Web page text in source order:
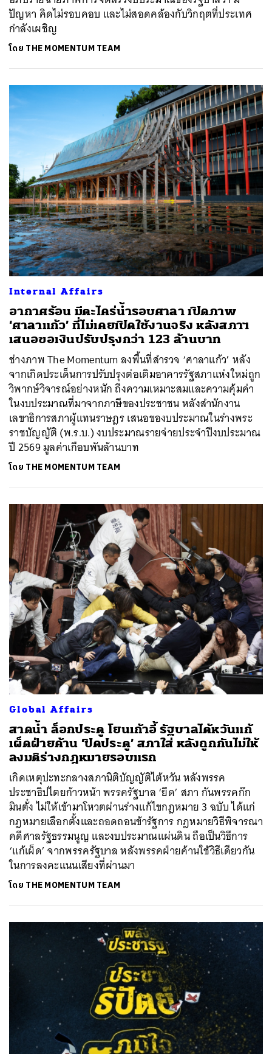
ปัญหา คิดไม่รอบคอบ และไม่สอดคล้องกับวิกฤตที่ประเทศ
กำลังเผชิญ
โดย THE MOMENTUM TEAM
Internal Affairs
อากาศร้อน มีตะไคร่น้ำรอบศาลา เปิดภาพ
‘ศาลาแก้ว’ ที่ไม่เคยเปิดใช้งานจริง หลังสภาฯ
เสนอขอเงินปรับปรุงกว่า 123 ล้านบาท
ช่างภาพ The Momentum ลงพื้นที่สำรวจ ‘ศาลาแก้ว’ หลัง
จากเกิดประเด็นการปรับปรุงต่อเติมอาคารรัฐสภาแห่งใหม่ถูก
วิพากษ์วิจารณ์อย่างหนัก ถึงความเหมาะสมและความคุ้มค่า
ในงบประมาณที่มาจากภาษีของประชาชน หลังสำนักงาน
เลขาธิการสภาผู้แทนราษฎร เสนอของบประมาณในร่างพระ
ราชบัญญัติ (พ.ร.บ.) งบประมาณรายจ่ายประจำปีงบประมาณ
ปี 2569 มูลค่าเกือบพันล้านบาท
โดย THE MOMENTUM TEAM
Global Affairs
สาดน้ำ ล็อกประตู โยนเก้าอี้ รัฐบาลไต้หวันแก้
เผ็ดฝ่ายค้าน ‘ปิดประตู’ สภาใส่ หลังถูกกันไม่ให้
ลงมติร่างกฎหมายรอบแรก
เกิดเหตุปะทะกลางสภานิติบัญญัติไต้หวัน หลังพรรค
ประชาธิปไตยก้าวหน้า พรรครัฐบาล ‘ยึด’ สภา กันพรรคก๊ก
มินตั๋ง ไม่ให้เข้ามาโหวตผ่านร่างแก้ไขกฎหมาย 3 ฉบับ ได้แก่
กฎหมายเลือกตั้งและถอดถอนข้ารัฐการ กฎหมายวิธีพิจารณา
คดีศาลรัฐธรรมนูญ และงบประมาณแผ่นดิน ถือเป็นวิธีการ
‘แก้เผ็ด’ จากพรรครัฐบาล หลังพรรคฝ่ายค้านใช้วิธีเดียวกัน
ในการลงคะแนนเสียงที่ผ่านมา
โดย THE MOMENTUM TEAM
ค้นหา
SHARE TWEET LINE EMAIL